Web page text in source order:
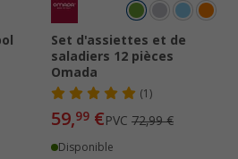
Set d'assiettes et de
saladiers 12 pièces
Omada
(1)
59,99 €PVC 72,99 €
Disponible